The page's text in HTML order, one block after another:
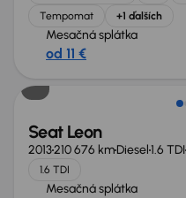
Tempomat
+1 ďalších
Mesačná splátka
od 11 €
Seat Leon
2013210 676 kmDiesel1.6 TDI
1.6 TDI
Mesačná splátka